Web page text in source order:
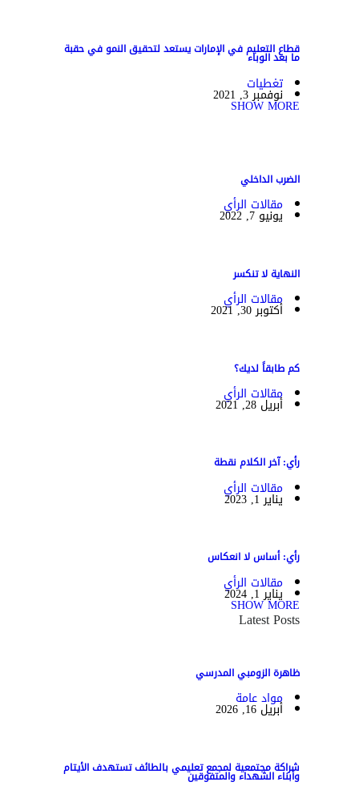
قطاع التعليم في الإمارات يستعد لتحقيق النمو في حقبة
ما بعد الوباء
تغطيات
نوفمبر 3, 2021
SHOW MORE
الضرب الداخلي
مقالات الرأي
يونيو 7, 2022
النهاية لا تنكسر
مقالات الرأي
أكتوبر 30, 2021
كم طابقاً لديك؟
مقالات الرأي
أبريل 28, 2021
رأي: آخر الكلام نقطة
مقالات الرأي
يناير 1, 2023
رأي: أساس لا انعكاس
مقالات الرأي
يناير 1, 2024
SHOW MORE
Latest Posts
ظاهرة الزومبي المدرسي
مواد عامة
أبريل 16, 2026
شراكة مجتمعية لمجمع تعليمي بالطائف تستهدف الأيتام
وأبناء الشهداء والمتفوقين